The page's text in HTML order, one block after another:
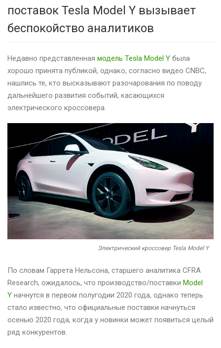
поставок Tesla Model Y вызывает
беспокойство аналитиков
Недавно представленная модель Tesla Model Y была
хорошо принята публикой, однако, согласно видео CNBC,
нашлись те, кто высказывают разочарования по поводу
дальнейшего развития событий, касающихся
электрического кроссовера.
Электрический кроссовер Tesla Model Y
По словам Гаррета Нельсона, старшего аналитика CFRA
Research, ожидалось, что производство/поставки Model
Y начнутся в первом полугодии 2020 года, однако теперь
стало известно, что официальные поставки начнуться
осенью 2020 года, когда у новинки может появиться целый
ряд конкурентов.